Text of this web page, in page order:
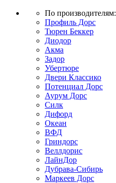
По производителям:
Профиль Дорс
Тюрен Беккер
Диодор
Акма
Задор
Убертюре
Двери Классико
Потенциал Дорс
Аурум Дорс
Силк
Дифорд
Океан
ВФД
Гриндорс
Веллдорис
ЛайнДор
Дубрава-Сибирь
Маркеев Дорс